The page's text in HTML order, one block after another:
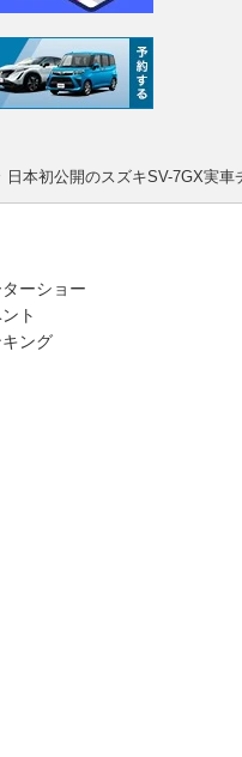
日本初公開のスズキSV-7GX実
ーショー
ト
ング